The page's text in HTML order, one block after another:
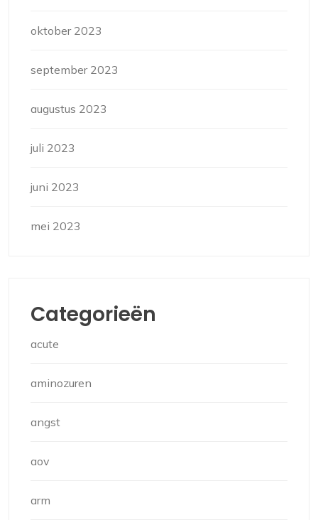
oktober 2023
september 2023
augustus 2023
juli 2023
juni 2023
mei 2023
Categorieën
acute
aminozuren
angst
aov
arm